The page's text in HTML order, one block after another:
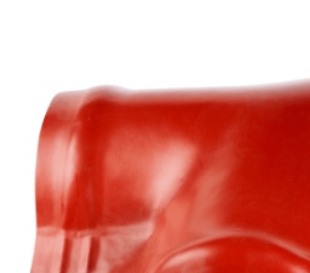
TARJOUSTUOTTEET
PYYDÄ TARJOUS ASENNUKSESTA